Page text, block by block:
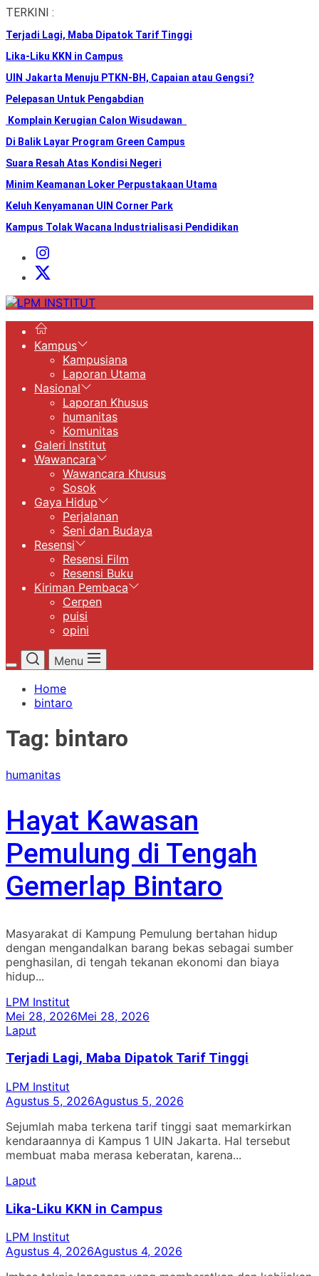
Skip
the
content
TERKINI :
Terjadi Lagi, Maba Dipatok Tarif Tinggi
Lika-Liku KKN in Campus
UIN Jakarta Menuju PTKN-BH, Capaian atau Gengsi?
Pelepasan Untuk Pengabdian
Komplain Kerugian Calon Wisudawan
Di Balik Layar Program Green Campus
Suara Resah Atas Kondisi Negeri
Minim Keamanan Loker Perpustakaan Utama
Keluh Kenyamanan UIN Corner Park
Kampus Tolak Wacana Industrialisasi Pendidikan
Instagram
Institut
X
LPM
Kampus
Kampusiana
Laporan Utama
Nasional
Laporan Khusus
humanitas
Komunitas
Galeri Institut
Wawancara
Wawancara Khusus
Sosok
Gaya Hidup
Perjalanan
Seni dan Budaya
Resensi
Resensi Film
Resensi Buku
Kiriman Pembaca
Cerpen
puisi
opini
Menu
Home
bintaro
Tag: bintaro
humanitas
Hayat Kawasan
Pemulung di Tengah
Gemerlap Bintaro
Masyarakat di Kampung Pemulung bertahan hidup
dengan mengandalkan barang bekas sebagai sumber
penghasilan, di tengah tekanan ekonomi dan biaya
hidup...
LPM Institut
Mei 28, 2026Mei 28, 2026
Laput
Terjadi Lagi, Maba Dipatok Tarif Tinggi
LPM Institut
Agustus 5, 2026Agustus 5, 2026
Sejumlah maba terkena tarif tinggi saat memarkirkan
kendaraannya di Kampus 1 UIN Jakarta. Hal tersebut
membuat maba merasa keberatan, karena...
Laput
Lika-Liku KKN in Campus
LPM Institut
Agustus 4, 2026Agustus 4, 2026